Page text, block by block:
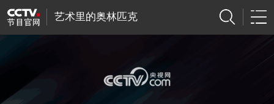
艺术里的奥林匹克